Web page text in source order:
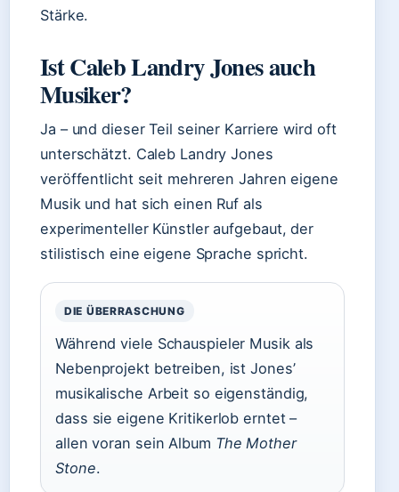
Stärke.
Ist Caleb Landry Jones auch
Musiker?
Ja – und dieser Teil seiner Karriere wird oft
unterschätzt. Caleb Landry Jones
veröffentlicht seit mehreren Jahren eigene
Musik und hat sich einen Ruf als
experimenteller Künstler aufgebaut, der
stilistisch eine eigene Sprache spricht.
DIE ÜBERRASCHUNG
Während viele Schauspieler Musik als
Nebenprojekt betreiben, ist Jones’
musikalische Arbeit so eigenständig,
dass sie eigene Kritikerlob erntet –
allen voran sein Album The Mother
Stone.